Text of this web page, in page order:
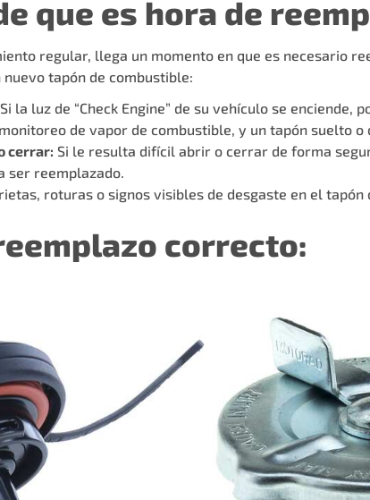
que es hora de
regular, llega un momento en que es necesario
tapón de combustible:
Si la luz de “Check Engine” de su vehículo se
de vapor de combustible, y un tapón suelto
cerrar: Si le resulta difícil abrir o cerrar de forma
ser reemplazado.
roturas o signos visibles de desgaste en el
correcto: